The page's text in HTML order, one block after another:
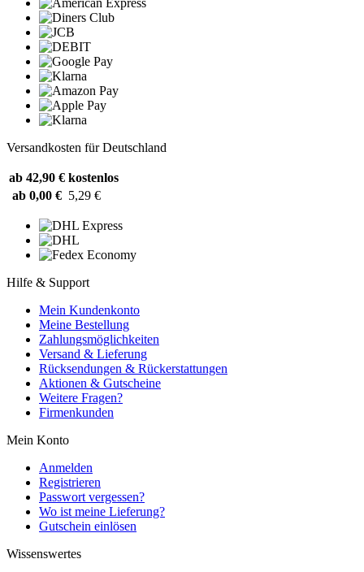
Versandkosten für Deutschland
ab 42,90 € kostenlos
ab 0,00 € 5,29 €
Hilfe & Support
Mein Kundenkonto
Meine Bestellung
Zahlungsmöglichkeiten
Versand & Lieferung
Rücksendungen & Rückerstattungen
Aktionen & Gutscheine
Weitere Fragen?
Firmenkunden
Mein Konto
Anmelden
Registrieren
Passwort vergessen?
Wo ist meine Lieferung?
Gutschein einlösen
Wissenswertes